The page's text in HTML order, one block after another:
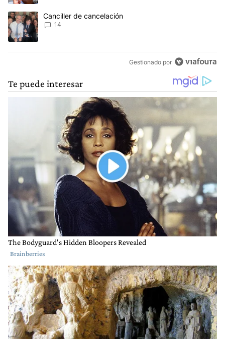
Un artículo de tendencia con el título "Canciller de cancelación"
Canciller de cancelación
14
Gestionado por